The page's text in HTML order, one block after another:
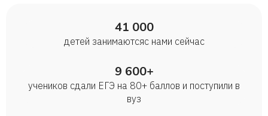
41 000
детей занимаются с нами сейчас
9 600+
учеников сдали ЕГЭ на 80+ баллов и поступили в
вуз